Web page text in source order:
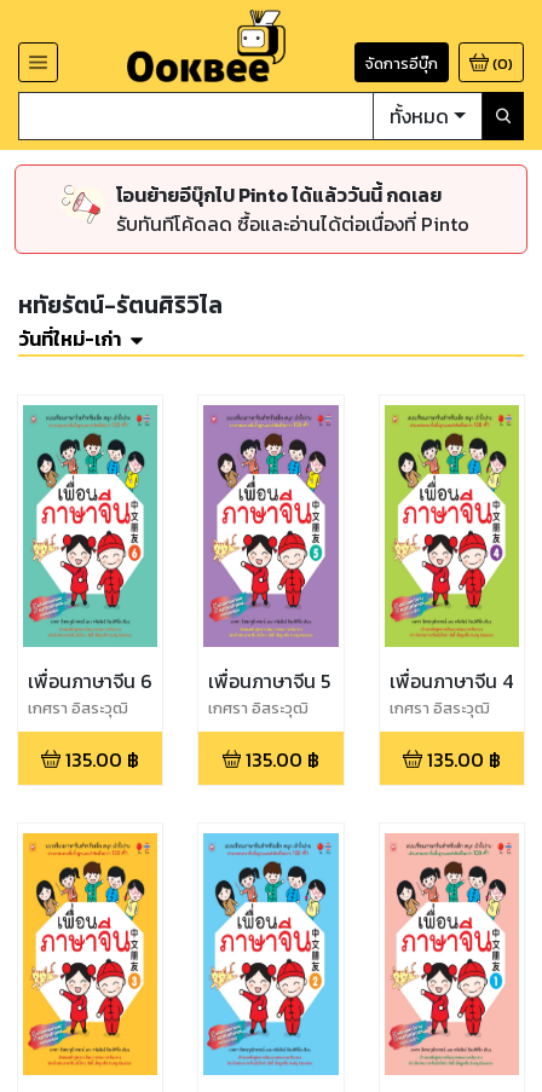
จัดการอีบุ๊ก (0)
ทั้งหมด
โอนย้ายอีบุ๊กไป Pinto ได้แล้ววันนี้ กดเลย
รับทันทีโค้ดลด ซื้อและอ่านได้ต่อเนื่องที่ Pinto
หทัยรัตน์-รัตนศิริวิไล
วันที่ใหม่-เก่า
เพื่อนภาษาจีน 6
เกศรา อิสระวุฒิ
วรรธน์,หทัยรัตน์
รัตนศิริวิไล
135.00 ฿
เพื่อนภาษาจีน 5
เกศรา อิสระวุฒิ
วรรธน์,หทัยรัตน์
รัตนศิริวิไล
135.00 ฿
เพื่อนภาษาจีน 4
เกศรา อิสระวุฒิ
วรรธน์,หทัยรัตน์
รัตนศิริวิไล
135.00 ฿